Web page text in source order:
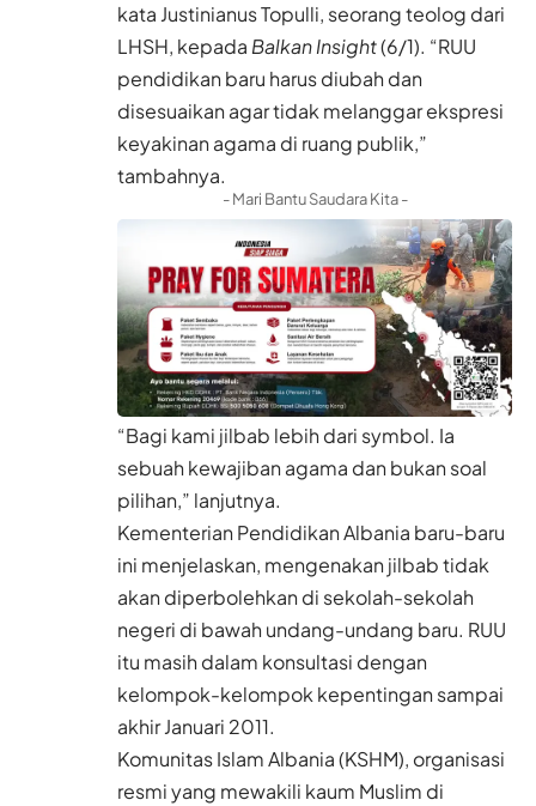
kata Justinianus Topulli, seorang teolog dari
LHSH, kepada Balkan Insight(6/1). “RUU
pendidikan baru harus diubah dan
disesuaikan agar tidak melanggar ekspresi
keyakinan agama di ruang publik,”
tambahnya.
- Mari Bantu Saudara Kita -
“Bagi kami jilbab lebih dari symbol. Ia
sebuah kewajiban agama dan bukan soal
pilihan,” lanjutnya.
Kementerian Pendidikan Albania baru-baru
ini menjelaskan, mengenakan jilbab tidak
akan diperbolehkan di sekolah-sekolah
negeri di bawah undang-undang baru. RUU
itu masih dalam konsultasi dengan
kelompok-kelompok kepentingan sampai
akhir Januari 2011.
Komunitas Islam Albania (KSHM), organisasi
resmi yang mewakili kaum Muslim di